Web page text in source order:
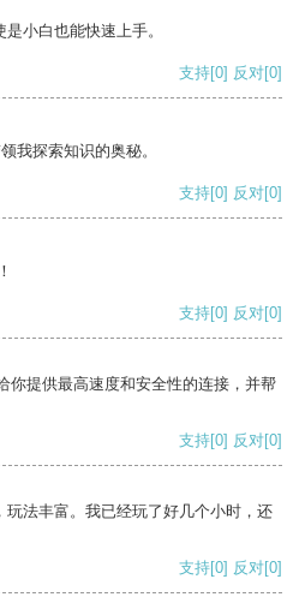
小白也能快速上手。
支持[0] 反对[0]
我探索知识的奥秘。
支持[0] 反对[0]
支持[0] 反对[0]
你提供最高速度和安全性的连接，并帮
支持[0] 反对[0]
法丰富。我已经玩了好几个小时，还
支持[0] 反对[0]